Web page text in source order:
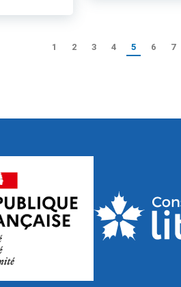
1 2 3 4 5 6 7